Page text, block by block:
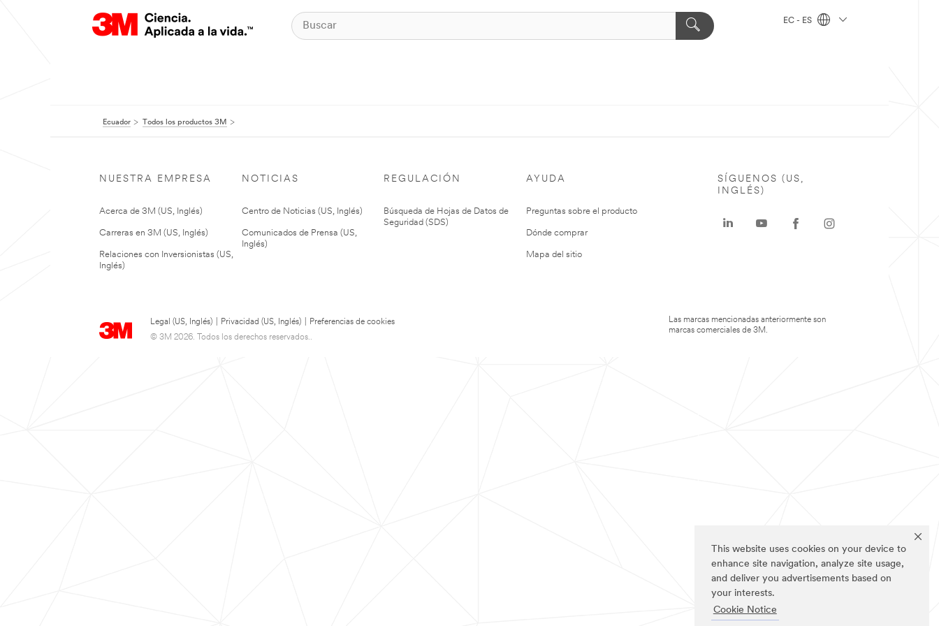
This website uses cookies on your device to
enhance site navigation, analyze site usage,
and deliver you advertisements based on
your interests.
Cookie Notice
EC - ES
Ecuador Todos los productos 3M
NUESTRA EMPRESA
Acerca de 3M (US, Inglés)
Carreras en 3M (US, Inglés)
Relaciones con Inversionistas (US,
Inglés)
NOTICIAS
Centro de Noticias (US, Inglés)
Comunicados de Prensa (US,
Inglés)
REGULACIÓN
Búsqueda de Hojas de Datos de
Seguridad (SDS)
AYUDA
Preguntas sobre el producto
Dónde comprar
Mapa del sitio
Legal (US, Inglés) Privacidad (US, Inglés)
Preferencias de cookies
© 3M 2026. Todos los derechos reservados..
SÍGUENOS (US,
INGLÉS)
Las marcas mencionadas anteriormente son
marcas comerciales de 3M.